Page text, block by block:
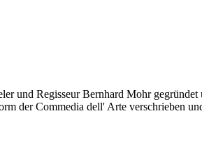
und Regisseur Bernhard Mohr
der Commedia dell' Arte verschrieben